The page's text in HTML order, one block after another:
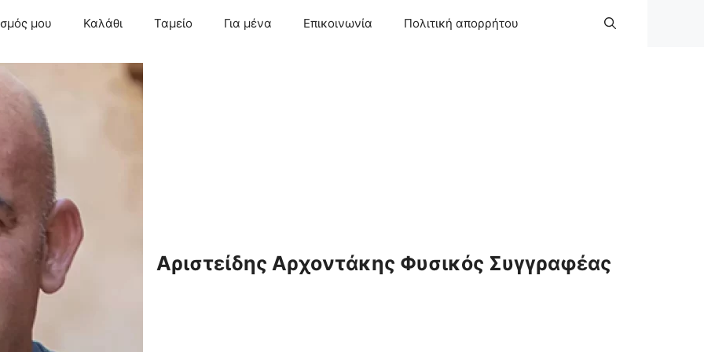
μου Καλάθι Ταμείο Για μένα Επικοινωνία Πολιτική απορρήτου
Αριστείδης Αρχοντάκης Φυσικός Συγγραφέας